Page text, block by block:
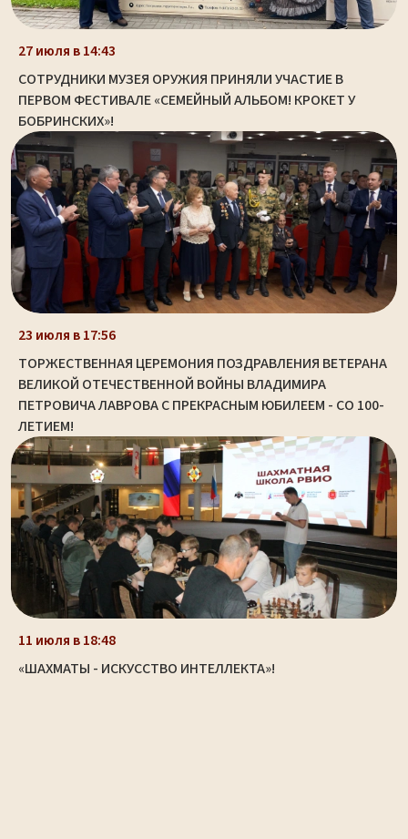
27 июля в 14:43
СОТРУДНИКИ МУЗЕЯ ОРУЖИЯ ПРИНЯЛИ УЧАСТИЕ В
ПЕРВОМ ФЕСТИВАЛЕ «СЕМЕЙНЫЙ АЛЬБОМ! КРОКЕТ У
БОБРИНСКИХ»!
23 июля в 17:56
ТОРЖЕСТВЕННАЯ ЦЕРЕМОНИЯ ПОЗДРАВЛЕНИЯ ВЕТЕРАНА
ВЕЛИКОЙ ОТЕЧЕСТВЕННОЙ ВОЙНЫ ВЛАДИМИРА
ПЕТРОВИЧА ЛАВРОВА С ПРЕКРАСНЫМ ЮБИЛЕЕМ - СО 100-
ЛЕТИЕМ!
11 июля в 18:48
«ШАХМАТЫ - ИСКУССТВО ИНТЕЛЛЕКТА»!